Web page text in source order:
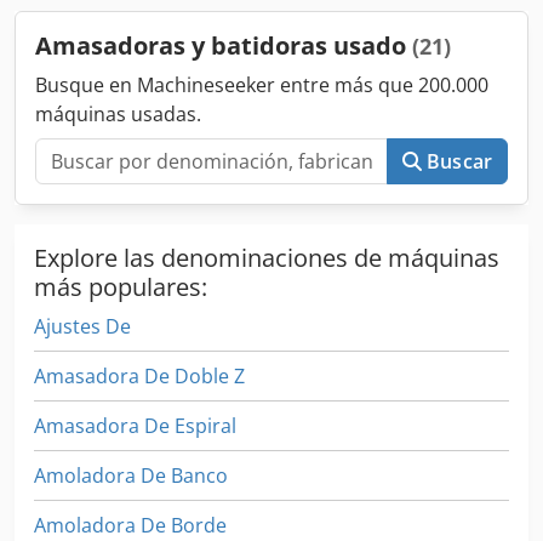
Amasadoras y batidoras usado (21)
Busque en Machineseeker entre más que 200.000
máquinas usadas.
Buscar
Explore las denominaciones de máquinas
más populares:
Ajustes De
Amasadora De Doble Z
Amasadora De Espiral
Amoladora De Banco
Amoladora De Borde